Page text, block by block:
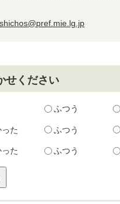
shichos@pref.mie.lg.jp
せください
ふつう
た ふつう
た ふつう